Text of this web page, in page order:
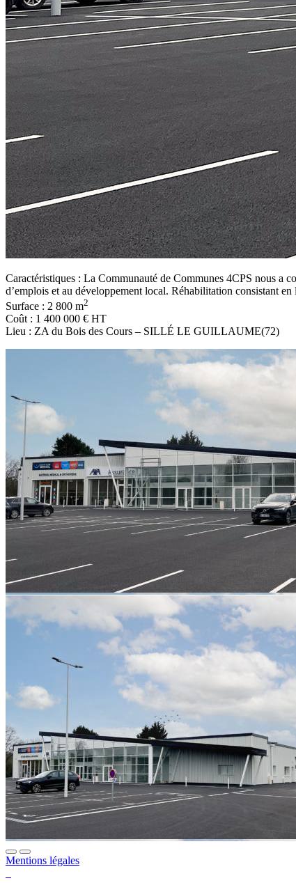
Caractéristiques : La Communauté de Communes 4CPS nous a
d’emplois et au développement local. Réhabilitation consistant
Surface : 2 800 m2
Coût : 1 400 000 € HT
Lieu : ZA du Bois des Cours – SILLÉ LE GUILLAUME(72)
Mentions légales